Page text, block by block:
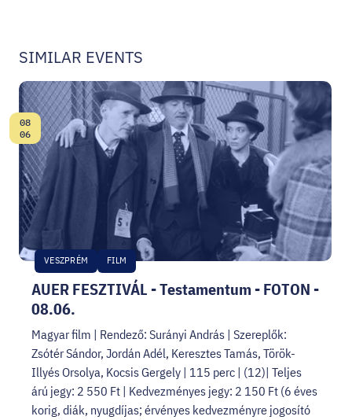
SIMILAR EVENTS
AUER FESZTIVÁL - Testamentum - FOTON -
08.06.
VESZPRÉM FILM
Date:
08
06
Magyar film | Rendező: Surányi András | Szereplők:
Zsótér Sándor, Jordán Adél, Keresztes Tamás, Török-
Illyés Orsolya, Kocsis Gergely | 115 perc | (12)| Teljes
árú jegy: 2 550 Ft | Kedvezményes jegy: 2 150 Ft (6 éves
korig, diák, nyugdíjas; érvényes kedvezményre jogosító